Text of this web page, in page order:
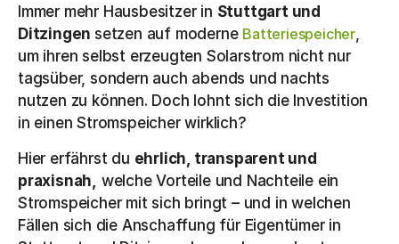
Immer mehr Hausbesitzer in Stuttgart und
Ditzingensetzen auf moderne Batteriespeicher,
um ihren selbst erzeugten Solarstrom nicht nur
tagsüber, sondern auch abends und nachts
nutzen zu können. Doch lohnt sich die Investition
in einen Stromspeicher wirklich?
Hier erfährst du ehrlich, transparent und
praxisnah, welche Vorteile und Nachteile ein
Stromspeicher mit sich bringt – und in welchen
Fällen sich die Anschaffung für Eigentümer in